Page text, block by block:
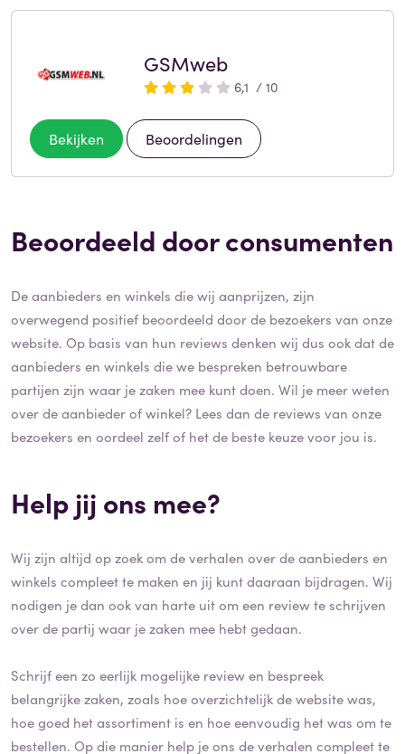
GSMweb
6,1 / 10
Bekijken Beoordelingen
Beoordeeld door consumenten
De aanbieders en winkels die wij aanprijzen, zijn
overwegend positief beoordeeld door de bezoekers van onze
website. Op basis van hun reviews denken wij dus ook dat de
aanbieders en winkels die we bespreken betrouwbare
partijen zijn waar je zaken mee kunt doen. Wil je meer weten
over de aanbieder of winkel? Lees dan de reviews van onze
bezoekers en oordeel zelf of het de beste keuze voor jou is.
Help jij ons mee?
Wij zijn altijd op zoek om de verhalen over de aanbieders en
winkels compleet te maken en jij kunt daaraan bijdragen. Wij
nodigen je dan ook van harte uit om een review te schrijven
over de partij waar je zaken mee hebt gedaan.
Schrijf een zo eerlijk mogelijke review en bespreek
belangrijke zaken, zoals hoe overzichtelijk de website was,
hoe goed het assortiment is en hoe eenvoudig het was om te
bestellen. Op die manier help je ons de verhalen compleet te